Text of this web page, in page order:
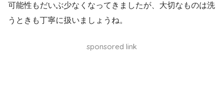
可能性もだいぶ少なくなってきましたが、大切なものは洗
うときも丁寧に扱いましょうね。
sponsored link